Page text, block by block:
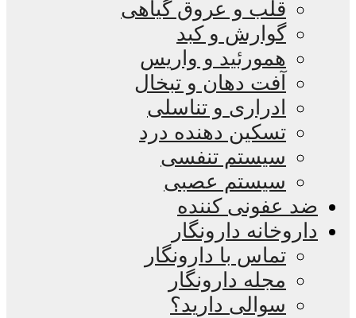
قلب و عروق گیاهی
گوارش و کبد
همورئید و واریس
آفت دهان و تبخال
ادراری و تناسلی
تسکین دهنده درد
سیستم تنفسی
سیستم عصبی
ضد عفونی کننده
داروخانه دارونگار
تماس با دارونگار
مجله دارونگار
سوالی دارید؟